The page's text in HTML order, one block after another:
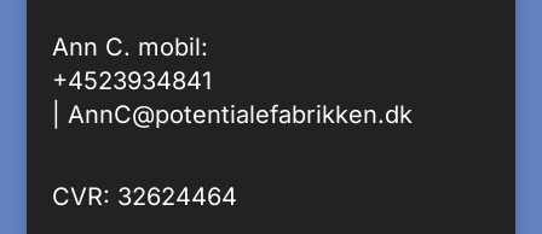
Ann C. mobil:
+4523934841
AnnC@potentialefabrikken.dk
CVR: 32624464